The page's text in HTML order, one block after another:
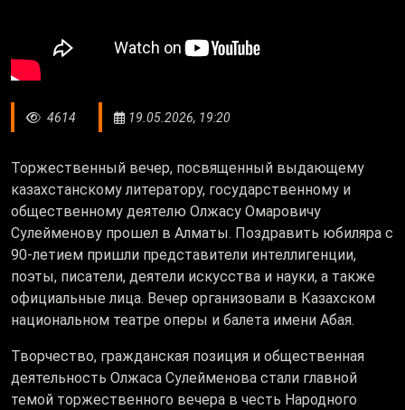
4614 19.05.2026, 19:20
Торжественный вечер, посвященный выдающему
казахстанскому литератору, государственному и
общественному деятелю Олжасу Омаровичу
Сулейменову прошел в Алматы. Поздравить юбиляра с
90-летием пришли представители интеллигенции,
поэты, писатели, деятели искусства и науки, а также
официальные лица. Вечер организовали в Казахском
национальном театре оперы и балета имени Абая.
Творчество, гражданская позиция и общественная
деятельность Олжаса Сулейменова стали главной
темой торжественного вечера в честь Народного